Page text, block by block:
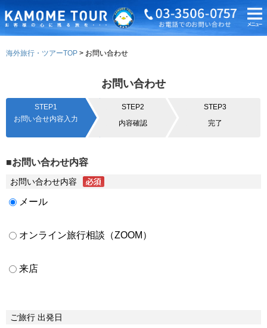
海外旅行・ツアーTOP お問い合わせ
お問い合わせ
STEP1
お問い合せ内容入力
STEP2
内容確認
STEP3
完了
■お問い合わせ内容
お問い合わせ内容
メール
オンライン旅行相談（ZOOM）
来店
ご旅行 出発日